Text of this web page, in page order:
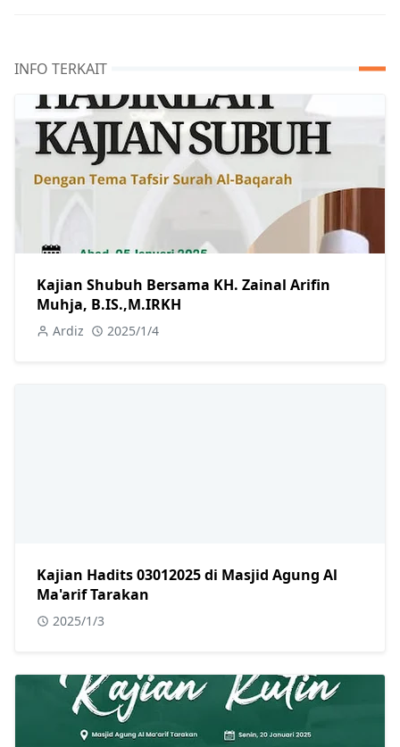
INFO TERKAIT
Kajian Shubuh Bersama KH. Zainal Arifin
Muhja, B.IS.,M.IRKH
Ardiz 2025/1/4
Kajian Hadits 03012025 di Masjid Agung Al
Ma'arif Tarakan
2025/1/3